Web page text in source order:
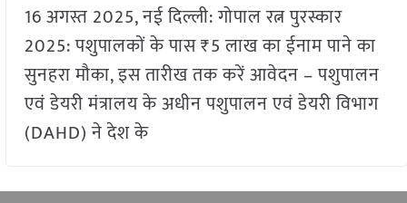
16 अगस्त 2025, नई दिल्ली: गोपाल रत्न पुरस्कार
2025: पशुपालकों के पास ₹5 लाख का ईनाम पाने का
सुनहरा मौका, इस तारीख तक करें आवेदन – पशुपालन
एवं डेयरी मंत्रालय के अधीन पशुपालन एवं डेयरी विभाग
(DAHD) ने देश के